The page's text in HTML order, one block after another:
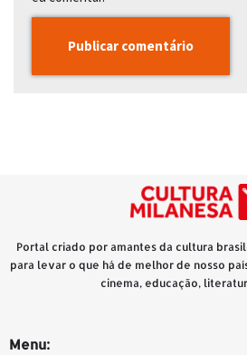
Portal criado por amantes da cultura
para levar o que há de melhor de nosso
cinema, educação,
Menu: